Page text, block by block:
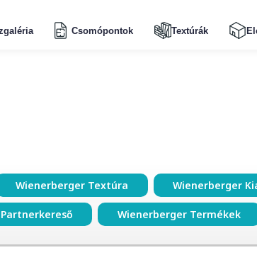
Csomópontok Textúrák
Wienerberger Textúra Wienerberger
Wienerberger Termékek